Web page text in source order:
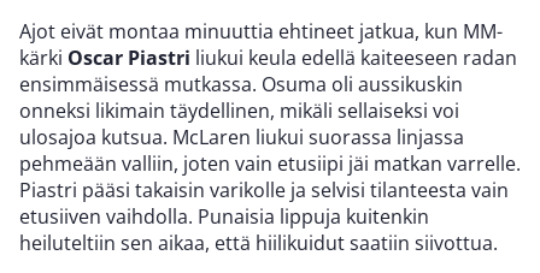
Ajot eivät montaa minuuttia ehtineet jatkua, kun MM-
kärki Oscar Piastri liukui keula edellä kaiteeseen radan
ensimmäisessä mutkassa. Osuma oli aussikuskin
onneksi likimain täydellinen, mikäli sellaiseksi voi
ulosajoa kutsua. McLaren liukui suorassa linjassa
pehmeään valliin, joten vain etusiipi jäi matkan varrelle.
Piastri pääsi takaisin varikolle ja selvisi tilanteesta vain
etusiiven vaihdolla. Punaisia lippuja kuitenkin
heiluteltiin sen aikaa, että hiilikuidut saatiin siivottua.